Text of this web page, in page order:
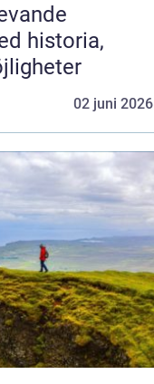
historia,
02 juni 2026